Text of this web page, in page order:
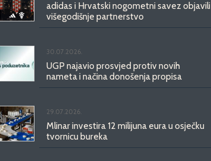
adidas i Hrvatski nogometni savez objavili
višegodišnje partnerstvo
30.07.2026.
UGP najavio prosvjed protiv novih
nameta i načina donošenja propisa
29.07.2026.
Mlinar investira 12 milijuna eura u osječku
tvornicu bureka